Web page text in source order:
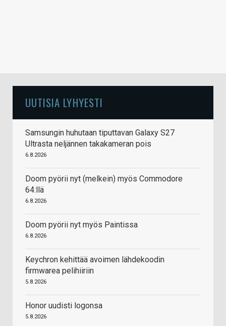
UUTISIA LYHYESTI
Samsungin huhutaan tiputtavan Galaxy S27
Ultrasta neljännen takakameran pois
6.8.2026
Doom pyörii nyt (melkein) myös Commodore
64:llä
6.8.2026
Doom pyörii nyt myös Paintissa
6.8.2026
Keychron kehittää avoimen lähdekoodin
firmwarea pelihiiriin
5.8.2026
Honor uudisti logonsa
5.8.2026